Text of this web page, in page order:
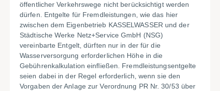
öffentlicher Verkehrswege nicht berücksichtigt werden
dürfen. Entgelte für Fremdleistungen, wie das hier
zwischen dem Eigenbetrieb KASSELWASSER und der
Städtische Werke Netz+Service GmbH (NSG)
vereinbarte Entgelt, dürften nur in der für die
Wasserversorgung erforderlichen Höhe in die
Gebührenkalkulation einfließen. Fremdleistungsentgelte
seien dabei in der Regel erforderlich, wenn sie den
Vorgaben der Anlage zur Verordnung PR Nr. 30/53 über